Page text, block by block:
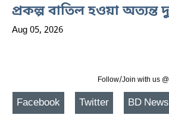
প্রকল্প বাতিল হওয়া
Aug 05, 2026
Follow/Join with us @
Facebook Twitter BD